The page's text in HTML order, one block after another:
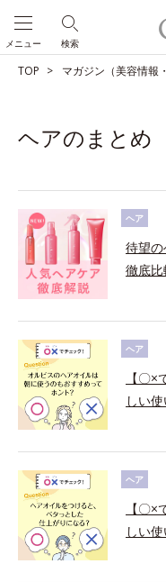
検索
メニュー
TOP マガジン（美容情報
ヘアのまとめ
ヘア
待望
徹底比
ヘア
【〇
しい
ヘア
【〇
しい